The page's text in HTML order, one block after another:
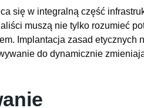
się w integralną część
muszą nie tylko rozumieć
Implantacja zasad etycznych
do dynamicznie